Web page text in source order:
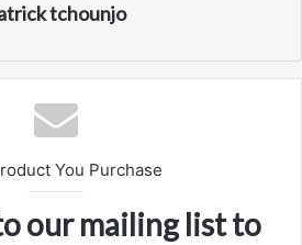
tchounjo
You Purchase
our mailing list to